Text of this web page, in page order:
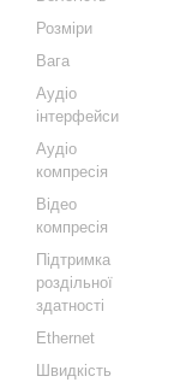
Розміри
Вага
Аудіо
інтерфейси
Аудіо
компресія
Відео
компресія
Підтримка
роздільної
здатності
Ethernet
Швидкість